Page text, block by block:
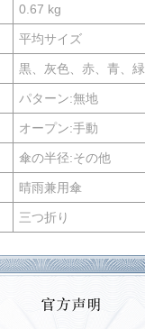
0.67 kg
平均サイズ
黒、灰色、赤、青、緑
パターン:無地
オープン:手動
傘の半径:その他
晴雨兼用傘
三つ折り